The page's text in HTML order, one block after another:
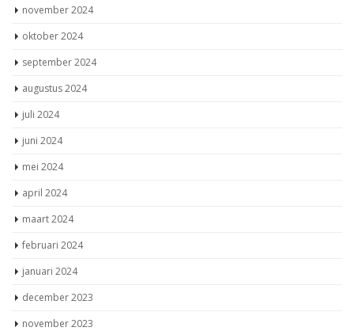
november 2024
oktober 2024
september 2024
augustus 2024
juli 2024
juni 2024
mei 2024
april 2024
maart 2024
februari 2024
januari 2024
december 2023
november 2023